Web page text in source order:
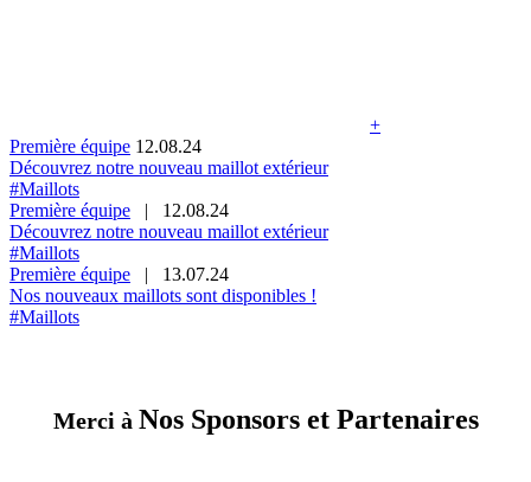
+
Première équipe 12.08.24
Découvrez notre nouveau maillot extérieur
#Maillots
Première équipe
|
12.08.24
Découvrez notre nouveau maillot extérieur
#Maillots
Première équipe
|
13.07.24
Nos nouveaux maillots sont disponibles !
#Maillots
Merci à Nos Sponsors et Partenaires